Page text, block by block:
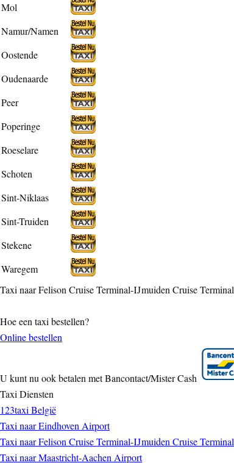
Mol
Namur/Namen
Oostende
Oudenaarde
Peer
Poperinge
Roeselare
Schoten
Sint-Niklaas
Sint-Truiden
Stekene
Waregem
Taxi naar Felison Cruise Terminal-IJmuiden Cruise Terminal
Hoe een taxi bestellen?
Online bestellen
U kunt nu ook betalen met Bancontact/Mister Cash
Taxi Diensten
123taxi België
Taxi naar Eindhoven Airport
Taxi naar Felison Cruise Terminal-IJmuiden Cruise Terminal
Taxi naar Maastricht-Aachen Airport